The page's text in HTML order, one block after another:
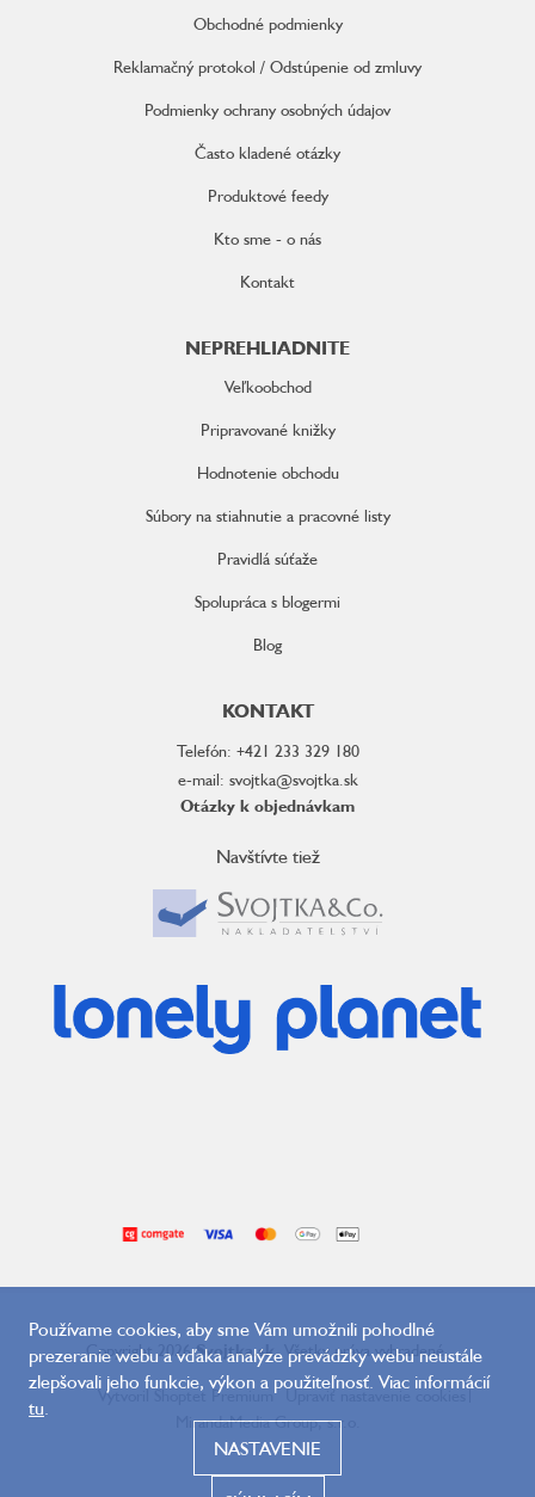
Používame cookies, aby sme Vám umožnili pohodlné
prezeranie webu a vďaka analýze prevádzky webu neustále
zlepšovali jeho funkcie, výkon a použiteľnosť. Viac informácií
tu.
NASTAVENIE
Obchodné podmienky
Reklamačný protokol / Odstúpenie od zmluvy
Podmienky ochrany osobných údajov
Často kladené otázky
Produktové feedy
Kto sme - o nás
Kontakt
NEPREHLIADNITE
Veľkoobchod
Pripravované knižky
Hodnotenie obchodu
Súbory na stiahnutie a pracovné listy
Pravidlá súťaže
Spolupráca s blogermi
Blog
KONTAKT
Telefón: +421 233 329 180
e-mail: svojtka@svojtka.sk
Otázky k objednávkam
Navštívte tiež
Copyright 2026Svojtka.sk. Všetky práva vyhradené.
Vytvoril Shoptet Premium Upraviť nastavenie cookies|
MirandaMedia Group, s.r.o.